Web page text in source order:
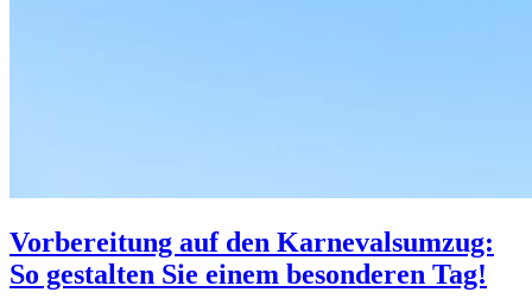
Vorbereitung auf den Karnevalsumzug:
So gestalten Sie einem besonderen Tag!